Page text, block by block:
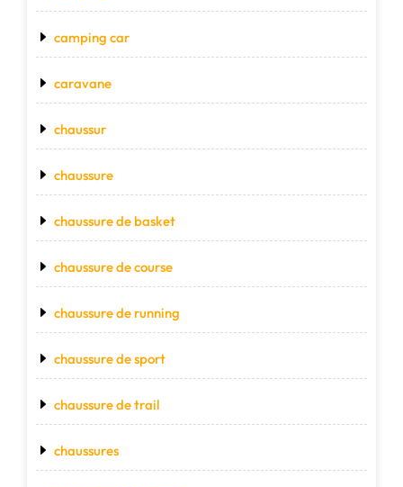
camping car
caravane
chaussur
chaussure
chaussure de basket
chaussure de course
chaussure de running
chaussure de sport
chaussure de trail
chaussures